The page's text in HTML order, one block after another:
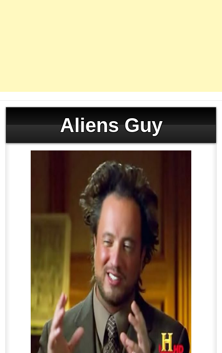
Aliens Guy